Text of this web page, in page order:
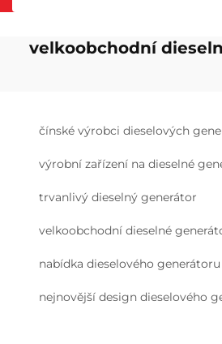
velkoobchodní
čínské výrobci dieselových
výrobní zařízení na dieselné
trvanlivý dieselný generátor
velkoobchodní dieselné
nabídka dieselového generátoru
nejnovější design dieselového